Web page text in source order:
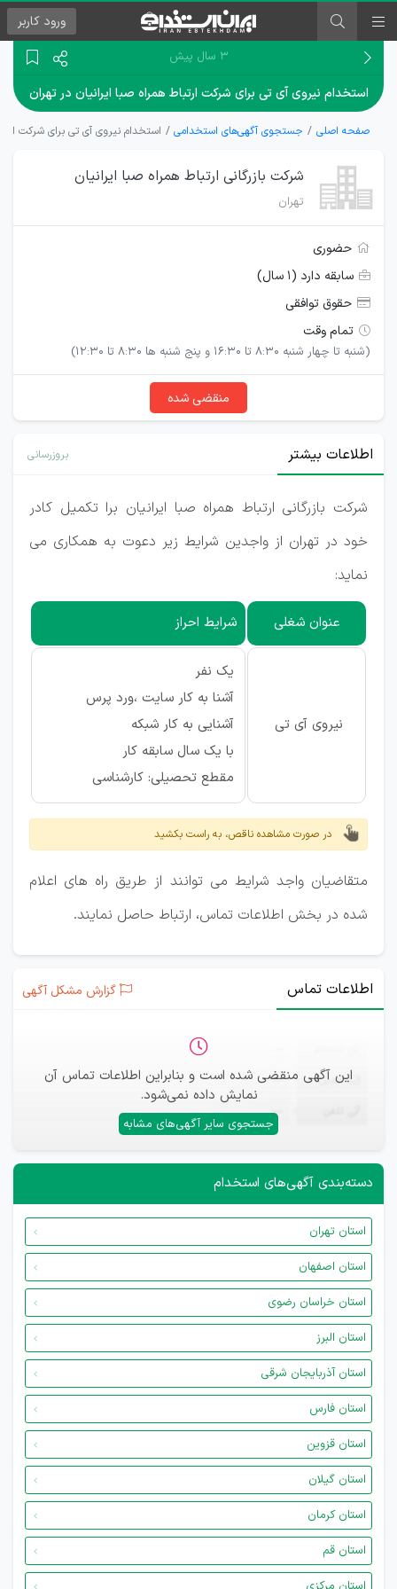
ورود کاربر
۳ سال پیش
استخدام نیروی آی تی برای شرکت ارتباط همراه صبا ایرانیان در تهران
صفحه اصلی جستجوی آگهی‌های استخدامی استخدام نیروی آی تی برای شرکت
شرکت بازرگانی ارتباط همراه صبا ایرانیان
تهران
حضوری
سابقه دارد (۱ سال)
حقوق توافقی
تمام وقت
(شنبه تا چهار شنبه 8:30 تا 16:30 و پنج شنبه ها 8:30 تا 12:30)
منقضی شده
اطلاعات بیشتر بروزرسانی
شرکت بازرگانی ارتباط همراه صبا ایرانیان برا تکمیل کادر
خود در تهران از واجدین شرایط زیر دعوت به همکاری می
نماید:
عنوان شغلی شرایط احراز
نیروی آی تی
یک نفر
آشنا به کار سایت ،ورد پرس
آشنایی به کار شبکه
با یک سال سابقه کار
مقطع تحصیلی: کارشناسی
در صورت مشاهده ناقص، به راست بکشید
متقاضیان واجد شرایط می توانند از طریق راه های اعلام
شده در بخش اطلاعات تماس، ارتباط حاصل نمایند.
اطلاعات تماس گزارش مشکل آگهی
این آگهی منقضی شده است و بنابراین اطلاعات تماس آن
نمایش داده نمی‌شود.
جستجوی سایر آگهی‌های مشابه
ایمیل —
—
دسته‌بندی آگهی‌های استخدام
استان تهران
استان اصفهان
استان خراسان رضوی
استان البرز
استان آذربایجان شرقی
استان فارس
استان قزوین
استان گیلان
استان کرمان
استان قم